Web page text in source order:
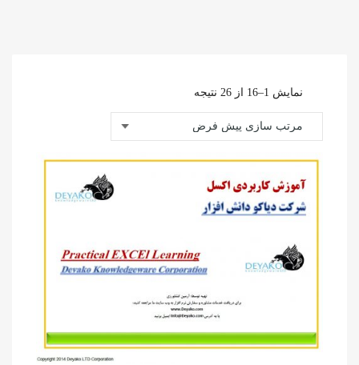
نمایش 1–16 از 26 نتیجه